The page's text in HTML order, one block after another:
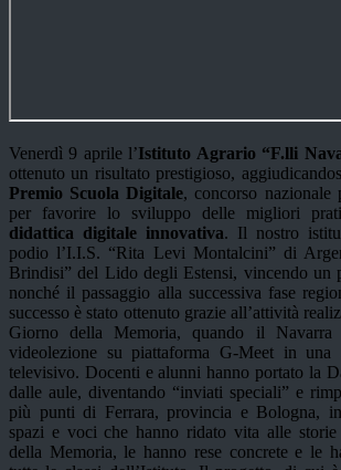
Venerdì 9 aprile l’Istituto Agrario “F.lli
ottenuto un risultato prestigioso,
Premio Scuola Digitale, concorso nazionale
per favorire lo sviluppo delle migliori
didattica digitale innovativa. Il nostro
podio l’I.I.S. “Rita Levi Montalcini” di
Brindisi” del Lido degli Estensi, vincendo un
nonché il passaggio alla successiva fase
successo è stato ottenuto grazie all’attività
Giorno della Memoria, quando il Navarra
videolezione su piattaforma G-Meet in una
televisivo. Docenti e alunni hanno portato la
dalle aule, diventando “inviati speciali” e
più punti di Ferrara, provincia e Bologna,
spazi e voci che hanno ridato vita alle
della Memoria, le hanno rese concrete e le